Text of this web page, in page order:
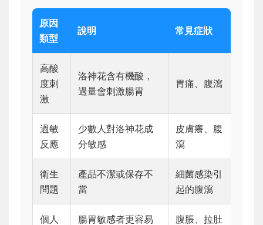
原因
類型
說明 常見症狀
高酸
度刺
激
洛神花含有機酸，
過量會刺激腸胃
胃痛、腹瀉
過敏
反應
少數人對洛神花成
分敏感
皮膚癢、腹
瀉
衛生
問題
產品不潔或保存不
當
細菌感染引
起的腹瀉
個人 腸胃敏感者更容易 腹脹、拉肚